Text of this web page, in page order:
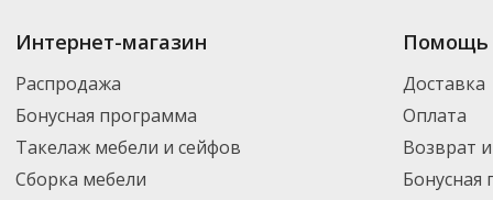
Интернет-магазин
Распродажа
Бонусная программа
Такелаж мебели и сейфов
Сборка мебели
Помощь
Доставка
Оплата
Возврат
Бонусная